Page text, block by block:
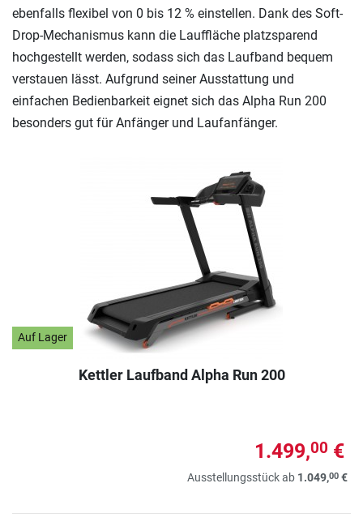
Auf Lager
Kettler Laufband Alpha Run 200
1.499,00 €
Ausstellungsstück ab 1.049,00 €
ebenfalls flexibel von 0 bis 12 % einstellen. Dank des Soft-
Drop-Mechanismus kann die Lauffläche platzsparend
hochgestellt werden, sodass sich das Laufband bequem
verstauen lässt. Aufgrund seiner Ausstattung und
einfachen Bedienbarkeit eignet sich das Alpha Run 200
besonders gut für Anfänger und Laufanfänger.